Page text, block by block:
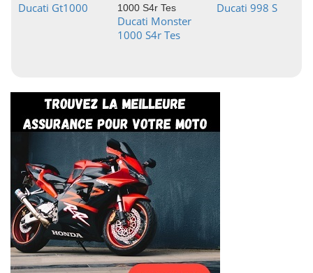
Ducati Gt1000
Ducati Monster
1000 S4r Tes
Ducati 998 S